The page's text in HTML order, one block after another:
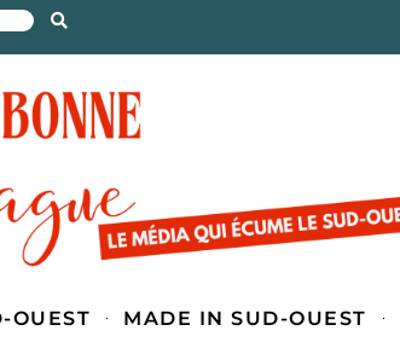
OUEST MADE IN SUD-OUEST